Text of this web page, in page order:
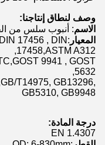
وصف لنطاق إنتاجنا:
الاسم: أنبوب سلس من
المعيار
17456 , DIN
17458,ASTM A312,
9941 , GOST
5632,
T14975, GB13296,
GB5310, GB9948
درجة المادة:
EN 1.4307